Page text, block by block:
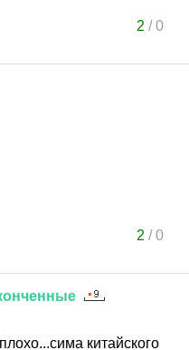
2 /0
2 /0
китайского